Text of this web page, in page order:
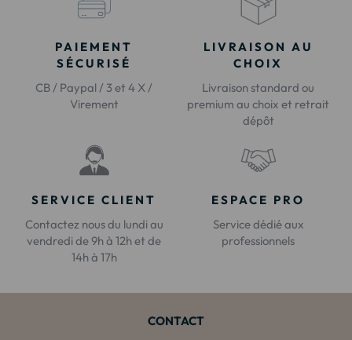
PAIEMENT
SÉCURISÉ
CB / Paypal / 3 et 4 X /
Virement
LIVRAISON AU
CHOIX
Livraison standard ou
premium au choix et retrait
dépôt
SERVICE CLIENT
Contactez nous du lundi au
vendredi de 9h à 12h et de
14h à 17h
ESPACE PRO
Service dédié aux
professionnels
CONTACT